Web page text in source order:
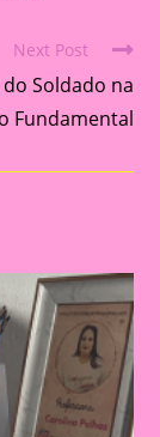
Next Post
Soldado na
Fundamental